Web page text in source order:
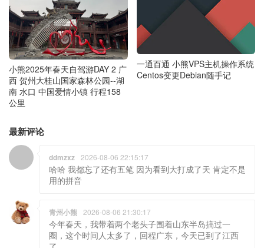
小熊2025年春天自驾游DAY 2 广
西 贺州大桂山国家森林公园--湖
南 水口 中国爱情小镇 行程158
公里
一通百通 小熊VPS主机操作系统
Centos变更Debian随手记
最新评论
ddmzxz 2026-08-06 22:15:17
哈哈 我都忘了还有五笔 因为看到大打成了天 肯定不是
用的拼音
青州小熊 2026-08-06 21:30:17
今年春天，我带着两个老头子围着山东半岛搞过一
圈，这个时间人太多了，回程广东，今天已到了江西